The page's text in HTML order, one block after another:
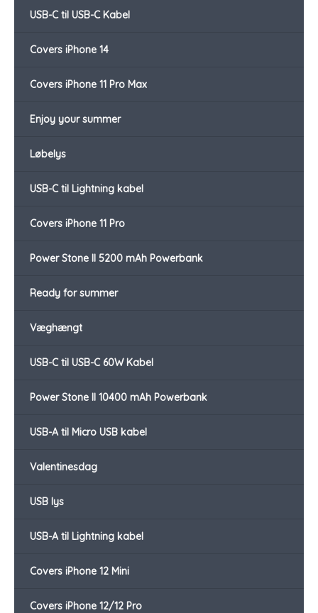
USB-C til USB-C Kabel
Covers iPhone 14
Covers iPhone 11 Pro Max
Enjoy your summer
Løbelys
USB-C til Lightning kabel
Covers iPhone 11 Pro
Power Stone II 5200 mAh Powerbank
Ready for summer
Væghængt
USB-C til USB-C 60W Kabel
Power Stone II 10400 mAh Powerbank
USB-A til Micro USB kabel
Valentinesdag
USB lys
USB-A til Lightning kabel
Covers iPhone 12 Mini
Covers iPhone 12/12 Pro